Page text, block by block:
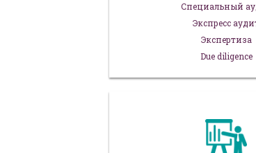
Специальный
Экспресс
Экспертиза
Due diligence